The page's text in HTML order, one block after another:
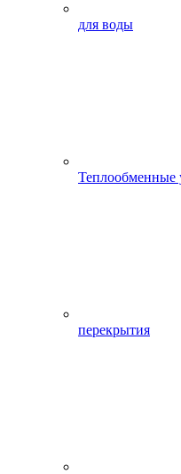
для воды
Теплообменные
перекрытия